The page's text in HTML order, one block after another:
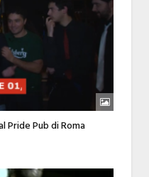
Pride Pub di Roma